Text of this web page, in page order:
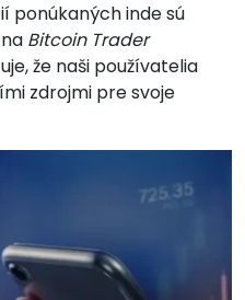
ponúkaných inde sú
Bitcoin Trader
že naši používatelia
zdrojmi pre svoje